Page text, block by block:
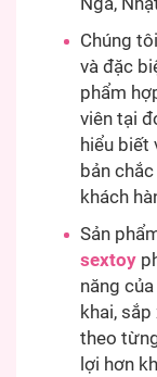
Nga,
Chúng
và đặc
phẩm
viên tại
hiểu biết
bản
khách
Sản
sextoy
năng
khai,
theo
lợi hơn